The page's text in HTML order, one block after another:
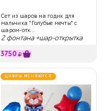
Сет из шаров на годик для
мальчика "Голубые мечты" с
шаром-отк...
2 фонтана +шар-открытка
3750 ₽
ЦИФРЫ МЕНЯЮТСЯ